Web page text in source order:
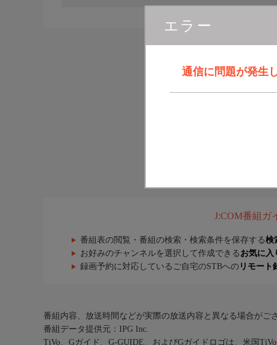
エラー
通信に問題が発生
J:COM番組ガ
番組表の閲覧・番組の検索・検索条件を保存する検
お好みのチャンネルを選択して作成できる お気に入
録画予約に対応しているご自宅のSTBへの リモート
番組内容、放送時間などが実際の放送内容と異なる場合がご
番組データ提供元：IPG Inc.
TiVo、Gガイド、G-GUIDE、およびGガイドロゴは、米国